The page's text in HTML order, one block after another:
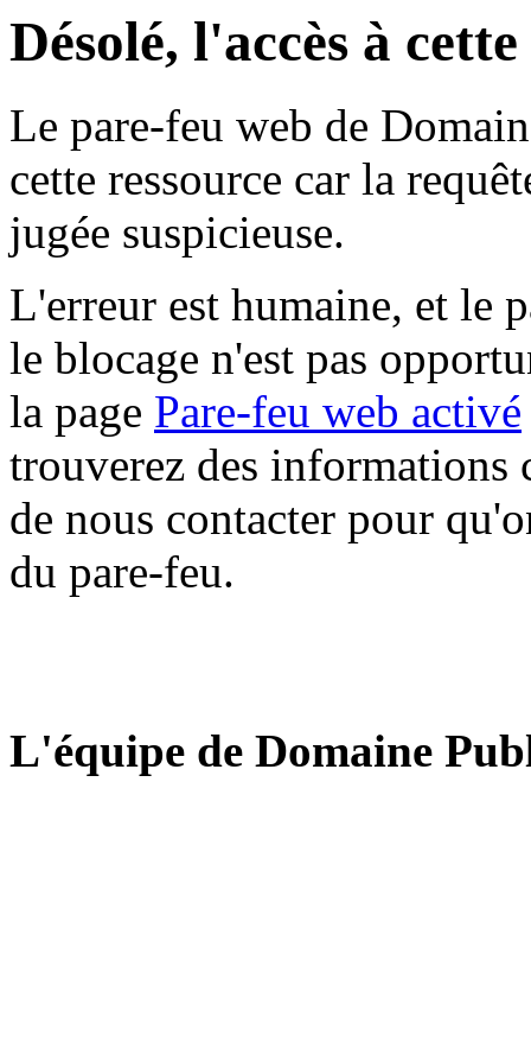
Désolé, l'accès à
Le pare-feu web de
cette ressource car la
jugée suspicieuse.
L'erreur est humaine, et le
le blocage n'est pas
la page Pare-feu web activé
trouverez des informations
de nous contacter pour
du pare-feu.
L'équipe de Domaine